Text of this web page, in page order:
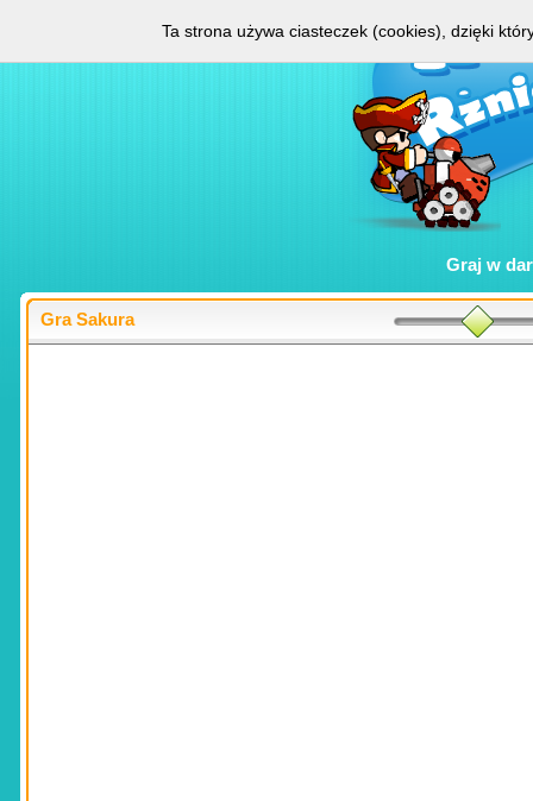
Graj w
Gra Sakura
Ta strona używa ciasteczek (cookies), dzięki